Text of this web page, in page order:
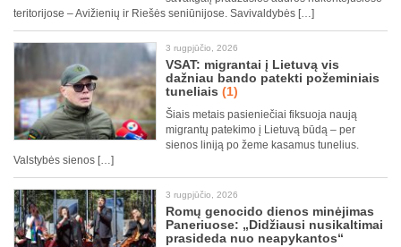
teritorijose – Avižienių ir Riešės seniūnijose. Savivaldybės […]
3 rugpjūčio, 2026
VSAT: migrantai į Lietuvą vis
dažniau bando patekti požeminiais
tuneliais (1)
Šiais metais pasieniečiai fiksuoja naują
migrantų patekimo į Lietuvą būdą – per
sienos liniją po žeme kasamus tunelius.
Valstybės sienos […]
3 rugpjūčio, 2026
Romų genocido dienos minėjimas
Paneriuose: „Didžiausi nusikaltimai
prasideda nuo neapykantos“